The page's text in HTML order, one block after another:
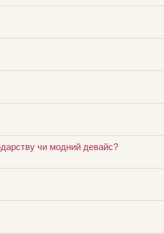
чи модний девайс?